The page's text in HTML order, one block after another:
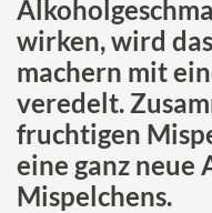
wirken, wird
machern mit
veredelt.
fruchtigen
eine ganz
Mispelchens.